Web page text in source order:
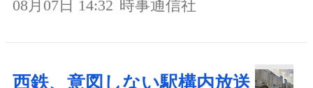
08月07日 14:32 時事通信社
西鉄、意図しない駅構内放送